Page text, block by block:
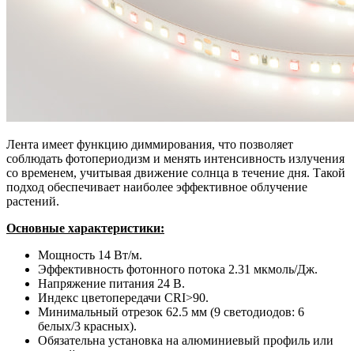
Лента имеет функцию диммирования, что позволяет
соблюдать фотопериодизм и менять интенсивность излучения
со временем, учитывая движение солнца в течение дня. Такой
подход обеспечивает наиболее эффективное облучение
растений.
Основные характеристики:
Мощность 14 Вт/м.
Эффективность фотонного потока 2.31 мкмоль/Дж.
Напряжение питания 24 В.
Индекс цветопередачи CRI>90.
Минимальный отрезок 62.5 мм (9 светодиодов: 6
белых/3 красных).
Обязательна установка на алюминиевый профиль или